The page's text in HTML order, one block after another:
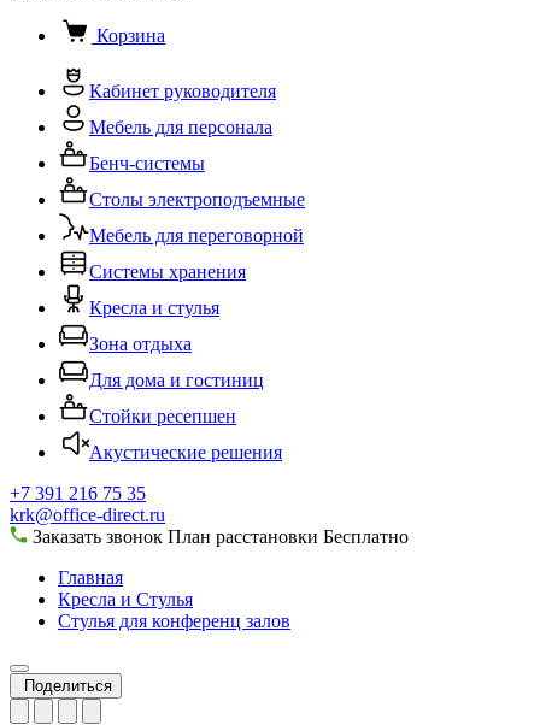
Корзина
Кабинет руководителя
Мебель для персонала
Бенч-системы
Столы электроподъемные
Мебель для переговорной
Системы хранения
Кресла и стулья
Зона отдыха
Для дома и гостиниц
Стойки ресепшен
Акустические решения
+7 391 216 75 35
krk@office-direct.ru
Заказать звонок План расстановки Бесплатно
Главная
Кресла и Стулья
Стулья для конференц залов
Поделиться